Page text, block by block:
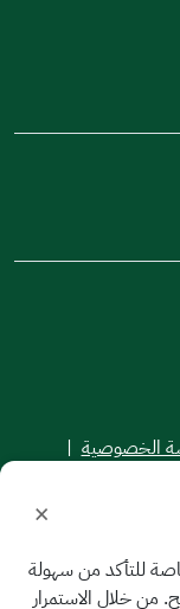
الخصوصية |
© 2026
×
للتأكد من سهولة
من خلال الاستمرار